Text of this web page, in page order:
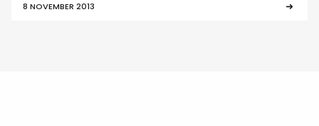
8 NOVEMBER 2013